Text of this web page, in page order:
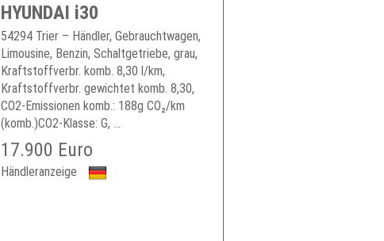
HYUNDAI i30
54294 Trier – Händler, Gebrauchtwagen,
Limousine, Benzin, Schaltgetriebe, grau,
Kraftstoffverbr. komb. 8,30 l/km,
Kraftstoffverbr. gewichtet komb. 8,30,
CO2-Emissionen komb.: 188g CO₂/km
(komb.)CO2-Klasse: G, ...
17.900 Euro
Händleranzeige